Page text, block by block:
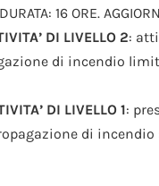
16 ORE.
DI LIVELLO 2:
di incendio
DI LIVELLO 1:
di incendio